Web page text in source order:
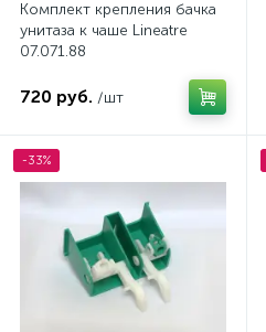
Комплект крепления бачка
унитаза к чаше Lineatre
07.071.88
720 руб. /шт
-33%